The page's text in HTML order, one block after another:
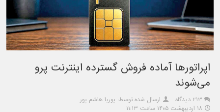
اپراتورها آماده فروش گسترده اینترنت پرو
می‌شوند
۲۱۳ دیدگاه
ارسال شده توسط: پوریا هاشم پور
۱۸ اردیبهشت ۱۴۰۵ ساعت ۱۱:۱۳